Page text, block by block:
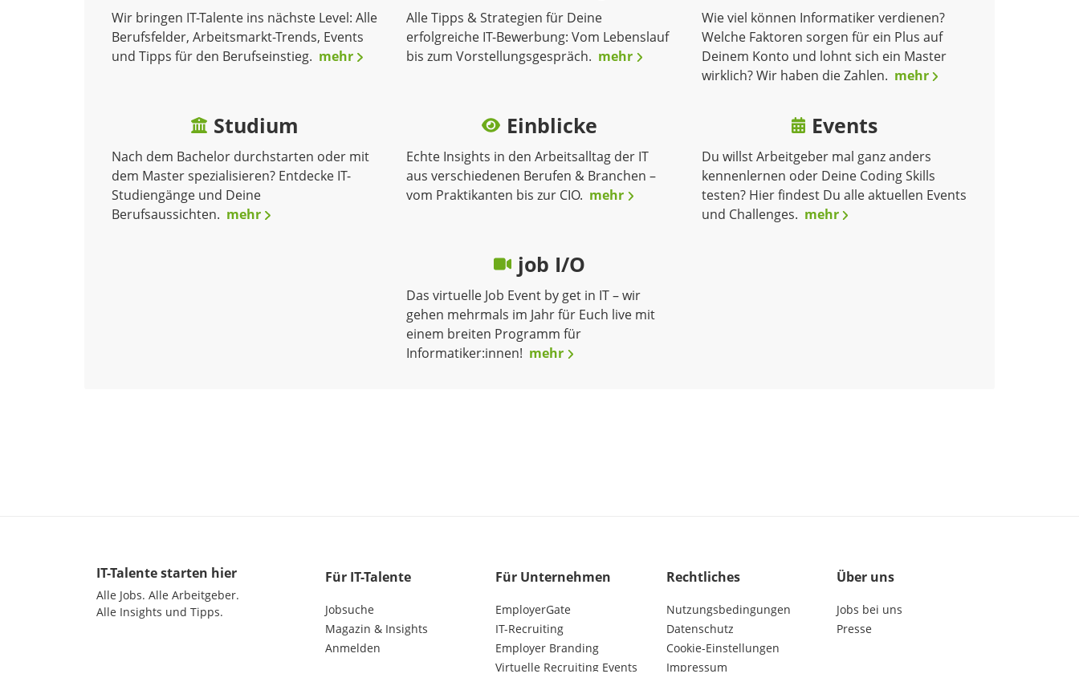
Wir bringen IT-Talente ins nächste Level: Alle
Berufsfelder, Arbeitsmarkt-Trends, Events
und Tipps für den Berufseinstieg. mehr
Alle Tipps & Strategien für Deine
erfolgreiche IT-Bewerbung: Vom Lebenslauf
bis zum Vorstellungsgespräch. mehr
Wie viel können Informatiker verdienen?
Welche Faktoren sorgen für ein Plus auf
Deinem Konto und lohnt sich ein Master
wirklich? Wir haben die Zahlen. mehr
Studium
Nach dem Bachelor durchstarten oder mit
dem Master spezialisieren? Entdecke IT-
Studiengänge und Deine
Berufsaussichten. mehr
Einblicke
Echte Insights in den Arbeitsalltag der IT
aus verschiedenen Berufen & Branchen –
vom Praktikanten bis zur CIO. mehr
Events
Du willst Arbeitgeber mal ganz anders
kennenlernen oder Deine Coding Skills
testen? Hier findest Du alle aktuellen Events
und Challenges. mehr
job I/O
Das virtuelle Job Event by get in IT – wir
gehen mehrmals im Jahr für Euch live mit
einem breiten Programm für
Informatiker:innen! mehr
IT-Talente starten hier
Alle Jobs. Alle Arbeitgeber.
Alle Insights und Tipps.
Für IT-Talente
Jobsuche
Magazin & Insights
Anmelden
Für Unternehmen
EmployerGate
IT-Recruiting
Employer Branding
Virtuelle Recruiting Events
Rechtliches
Nutzungsbedingungen
Datenschutz
Cookie-Einstellungen
Impressum
Über uns
Jobs bei uns
Presse